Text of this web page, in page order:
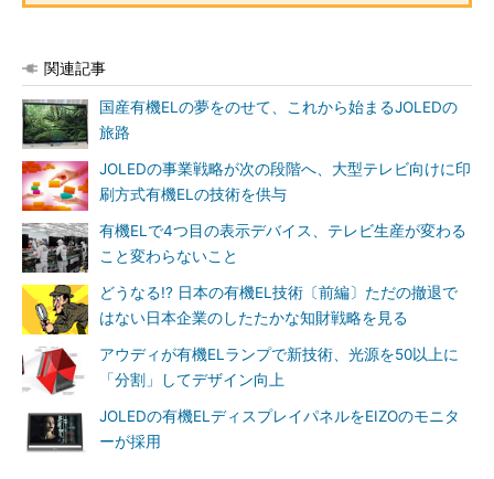
関連記事
国産有機ELの夢をのせて、これから始まるJOLEDの
旅路
JOLEDの事業戦略が次の段階へ、大型テレビ向けに印
刷方式有機ELの技術を供与
有機ELで4つ目の表示デバイス、テレビ生産が変わる
こと変わらないこと
どうなる!? 日本の有機EL技術〔前編〕ただの撤退で
はない日本企業のしたたかな知財戦略を見る
アウディが有機ELランプで新技術、光源を50以上に
「分割」してデザイン向上
JOLEDの有機ELディスプレイパネルをEIZOのモニタ
ーが採用